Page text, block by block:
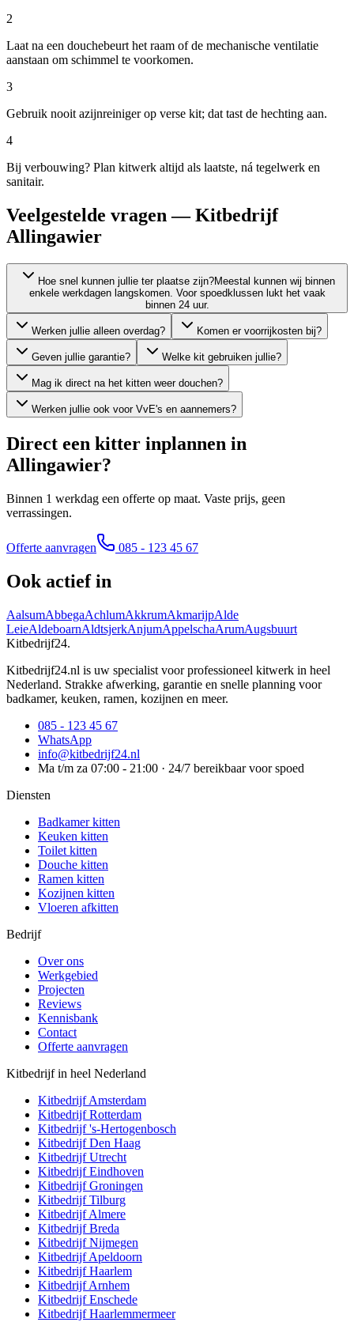
2
Laat na een douchebeurt het raam of de mechanische ventilatie
aanstaan om schimmel te voorkomen.
3
Gebruik nooit azijnreiniger op verse kit; dat tast de hechting aan.
4
Bij verbouwing? Plan kitwerk altijd als laatste, ná tegelwerk en
sanitair.
Veelgestelde vragen — Kitbedrijf
Allingawier
Hoe snel kunnen jullie ter plaatse zijn?Meestal kunnen wij binnen
enkele werkdagen langskomen. Voor spoedklussen lukt het vaak
binnen 24 uur.
Werken jullie alleen overdag? Komen er voorrijkosten bij?
Geven jullie garantie? Welke kit gebruiken jullie?
Mag ik direct na het kitten weer douchen?
Werken jullie ook voor VvE's en aannemers?
Direct een kitter inplannen in
Allingawier?
Binnen 1 werkdag een offerte op maat. Vaste prijs, geen
verrassingen.
Offerte aanvragen 085 - 123 45 67
Ook actief in
AalsumAbbegaAchlumAkkrumAkmarijpAlde
LeieAldeboarnAldtsjerkAnjumAppelschaArumAugsbuurt
Kitbedrijf24.
Kitbedrijf24.nl is uw specialist voor professioneel kitwerk in heel
Nederland. Strakke afwerking, garantie en snelle planning voor
badkamer, keuken, ramen, kozijnen en meer.
085 - 123 45 67
WhatsApp
info@kitbedrijf24.nl
Ma t/m za 07:00 - 21:00 · 24/7 bereikbaar voor spoed
Diensten
Badkamer kitten
Keuken kitten
Toilet kitten
Douche kitten
Ramen kitten
Kozijnen kitten
Vloeren afkitten
Bedrijf
Over ons
Werkgebied
Projecten
Reviews
Kennisbank
Contact
Offerte aanvragen
Kitbedrijf in heel Nederland
KitbedrijfAmsterdam
KitbedrijfRotterdam
Kitbedrijf's-Hertogenbosch
KitbedrijfDen Haag
KitbedrijfUtrecht
KitbedrijfEindhoven
KitbedrijfGroningen
KitbedrijfTilburg
KitbedrijfAlmere
KitbedrijfBreda
KitbedrijfNijmegen
KitbedrijfApeldoorn
KitbedrijfHaarlem
KitbedrijfArnhem
KitbedrijfEnschede
KitbedrijfHaarlemmermeer